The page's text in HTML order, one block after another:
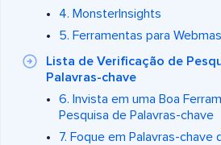
4. MonsterInsights
5. Ferramentas para
Lista de Verificação de
Palavras-chave
6. Invista em uma Boa
Pesquisa de Palavras-chave
7. Foque em Palavras-chave